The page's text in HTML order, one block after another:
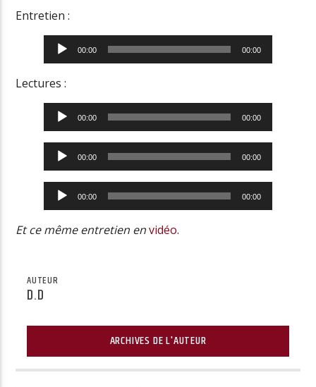
Entretien :
Lecteur
audio
00:00 00:00
Lectures :
Lecteur
audio
00:00 00:00
Lecteur
audio
00:00 00:00
Lecteur
audio
00:00 00:00
Et ce même entretien en vidéo.
AUTEUR
D.D
ARCHIVES DE L'AUTEUR